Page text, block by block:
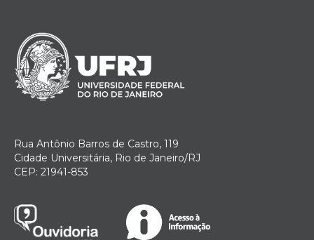
Rua Antônio Barros de Castro, 119
Cidade Universitária, Rio de Janeiro/RJ
CEP: 21941-853